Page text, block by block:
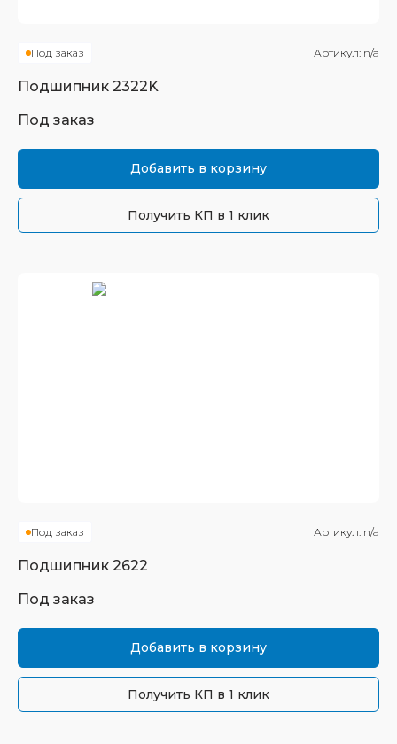
Под заказ Артикул: n/a
Подшипник 2322K
Под заказ
Добавить в корзину
Получить КП в 1 клик
Под заказ Артикул: n/a
Подшипник 2622
Под заказ
Добавить в корзину
Получить КП в 1 клик